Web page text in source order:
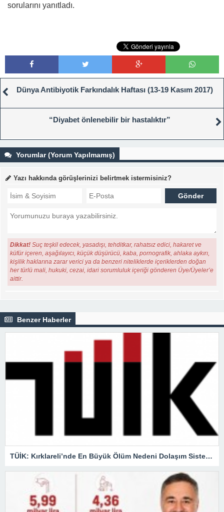
sorularını yanıtladı.
Dünya Antibiyotik Farkındalık Haftası (13-19 Kasım 2017)
“Diyabet önlenebilir bir hastalıktır”
Yorumlar (Yorum Yapılmamış)
Yazı hakkında görüşlerinizi belirtmek istermisiniz?
Dikkat! Suç teşkil edecek, yasadışı, tehditkar, rahatsız edici, hakaret ve
küfür içeren, aşağılayıcı, küçük düşürücü, kaba, pornografik, ahlaka aykırı,
kişilik haklarına zarar verici ya da benzeri niteliklerde içeriklerden doğan
her türlü mali, hukuki, cezai, idari sorumluluk içeriği gönderen Üye/Üyeler’e
aittir.
Benzer Haberler
TÜİK: Kırklareli’nde En Büyük Ölüm Nedeni Dolaşım Sistemi Hastalıkları